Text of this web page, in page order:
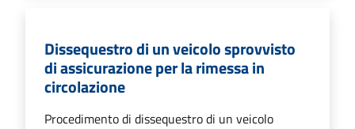
Dissequestro di un veicolo sprovvisto
di assicurazione per la rimessa in
circolazione
Procedimento di dissequestro di un veicolo